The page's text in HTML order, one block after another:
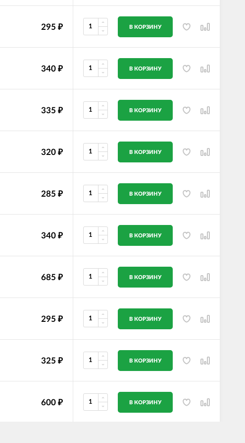
295 ₽ В КОРЗИНУ
340 ₽ В КОРЗИНУ
335 ₽ В КОРЗИНУ
320 ₽ В КОРЗИНУ
285 ₽ В КОРЗИНУ
340 ₽ В КОРЗИНУ
685 ₽ В КОРЗИНУ
295 ₽ В КОРЗИНУ
325 ₽ В КОРЗИНУ
600 ₽ В КОРЗИНУ